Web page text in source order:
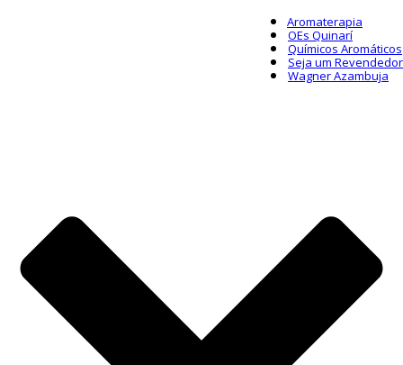
Aromaterapia
OEs Quinarí
Químicos Aromáticos
Seja um Revendedor
Wagner Azambuja